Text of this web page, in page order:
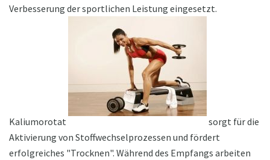
Verbesserung der sportlichen Leistung eingesetzt.
Kaliumorotat
sorgt für die
Aktivierung von Stoffwechselprozessen und fördert
erfolgreiches "Trocknen". Während des Empfangs arbeiten